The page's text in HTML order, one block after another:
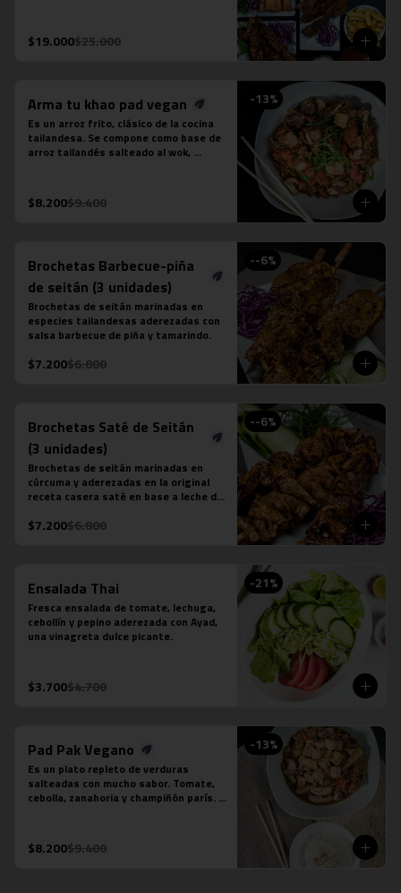
bebidas en lata a tu elección.
$19.000$25.000
-13%
Arma tu khao pad vegan
Es un arroz frito, clásico de la cocina
tailandesa. Se compone como base de
arroz tailandés salteado al wok,
contiene salsa de ostra ni salsa de
pescado.
$8.200$9.400
--6%
Brochetas Barbecue-piña
de seitán (3 unidades)
Brochetas de seitán marinadas en
especies tailandesas aderezadas con
salsa barbecue de piña y tamarindo.
$7.200$6.800
--6%
Brochetas Saté de Seitán
(3 unidades)
Brochetas de seitán marinadas en
cúrcuma y aderezadas en la original
receta casera saté en base a leche de
cilantro, tamarindo y ají.
$7.200$6.800
-21%
Ensalada Thai
Fresca ensalada de tomate, lechuga,
cebollín y pepino aderezada con Ayad,
una vinagreta dulce picante.
$3.700$4.700
-13%
Pad Pak Vegano
Es un plato repleto de verduras
salteadas con mucho sabor. Tomate,
cebolla, zanahoria y champiñón parís.
de arroz jazmín.  Foto referencial, el
tofu es un extra.
$8.200$9.400